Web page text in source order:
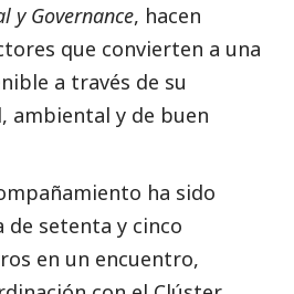
y Governance, hacen
que convierten a una
a través de su
, ambiental y de buen
ha sido
de setenta y cinco
en un encuentro,